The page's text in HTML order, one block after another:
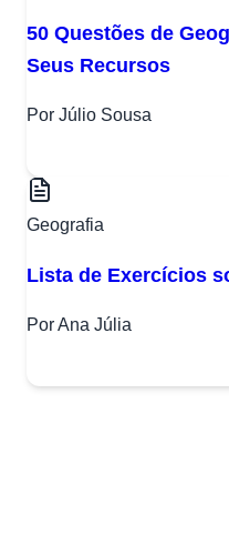
50 Questões de
Seus Recursos
Por Júlio Sousa
Geografia
Lista de Exercícios
Por Ana Júlia